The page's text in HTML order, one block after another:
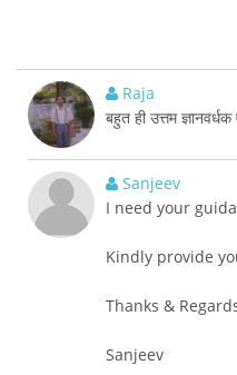
Raja
बहुत ही उत्तम
Sanjeev
I need your
Kindly provide
Thanks &
Sanjeev